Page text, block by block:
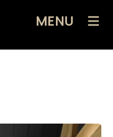
MENU